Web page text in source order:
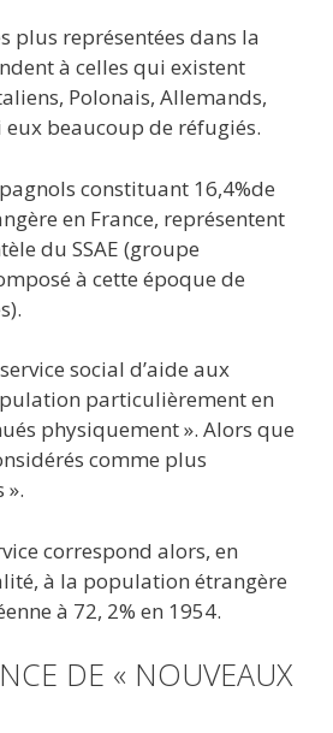
plus représentées dans la
à celles qui existent
Polonais, Allemands,
beaucoup de réfugiés.
constituant 16,4%de
en France, représentent
du SSAE (groupe
à cette époque de
social d’aide aux
particulièrement en
physiquement ». Alors que
comme plus
».
correspond alors, en
à la population étrangère
à 72, 2% en 1954.
DE « NOUVEAUX